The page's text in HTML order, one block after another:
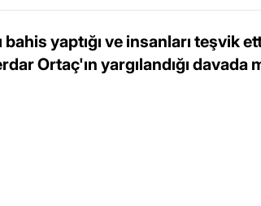
bahis yaptığı ve insanları teşvik
Ortaç'ın yargılandığı davada